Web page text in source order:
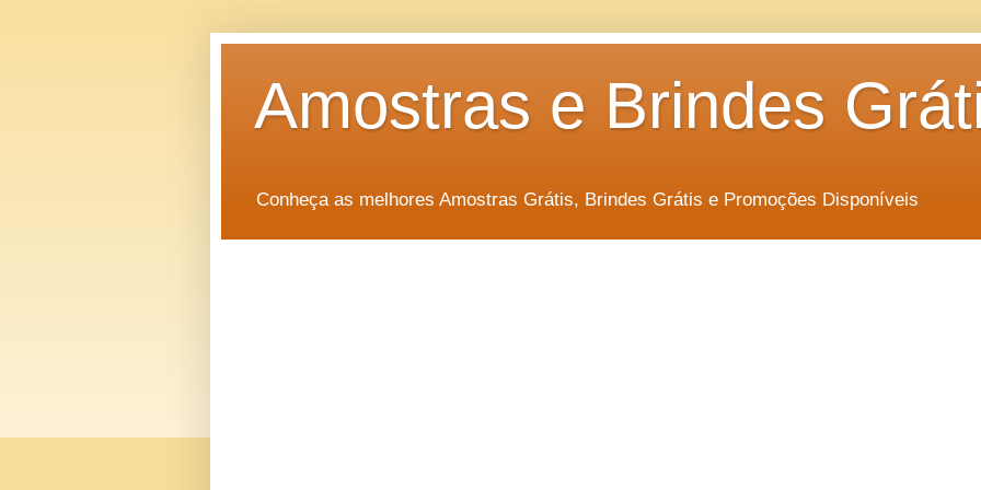
Amostras e Brindes
Conheça as melhores Amostras Grátis, Brindes Grátis e Promoções Disponíveis